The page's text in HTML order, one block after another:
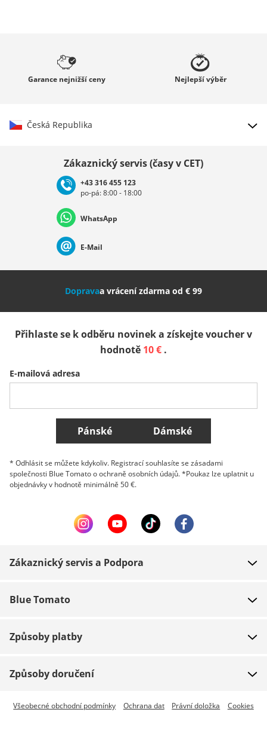
Garance nejnižší ceny Nejlepšívýběr
Česká Republika
Deutschland Österreich
Nederland Italia (Italiano) Italien (Deutsch)
Slovenija
Belgique (Français) Danmark Norge
Všechny země
Zákaznický servis (časy v CET)
+43 316 455 123
po-pá: 8:00 - 18:00
WhatsApp
E-Mail
Dopravaa vrácení zdarma od € 99
Přihlaste se k odběru novinek a získejte voucher v
hodnotě 10 € .
E-mailová adresa
Pánské Dámské
* Odhlásit se můžete kdykoliv. Registrací souhlasíte se zásadami
společnosti Blue Tomato o ochraně osobních údajů. *Poukaz lze uplatnit u
objednávky v hodnotě minimálně 50 €.
Zákaznický servis a Podpora
Platba
Navrácení zboží
Sledování zásilky
Blue Tomato
Práce
Blue World
Způsoby platby
Způsoby doručení
Expresní doručení je dostupné
Všeobecné obchodní podmínky Ochrana dat Právní doložka Cookies